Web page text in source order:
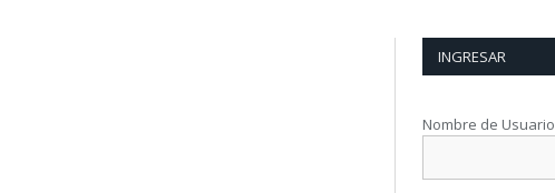
INGRESAR
Nombre de Usuario